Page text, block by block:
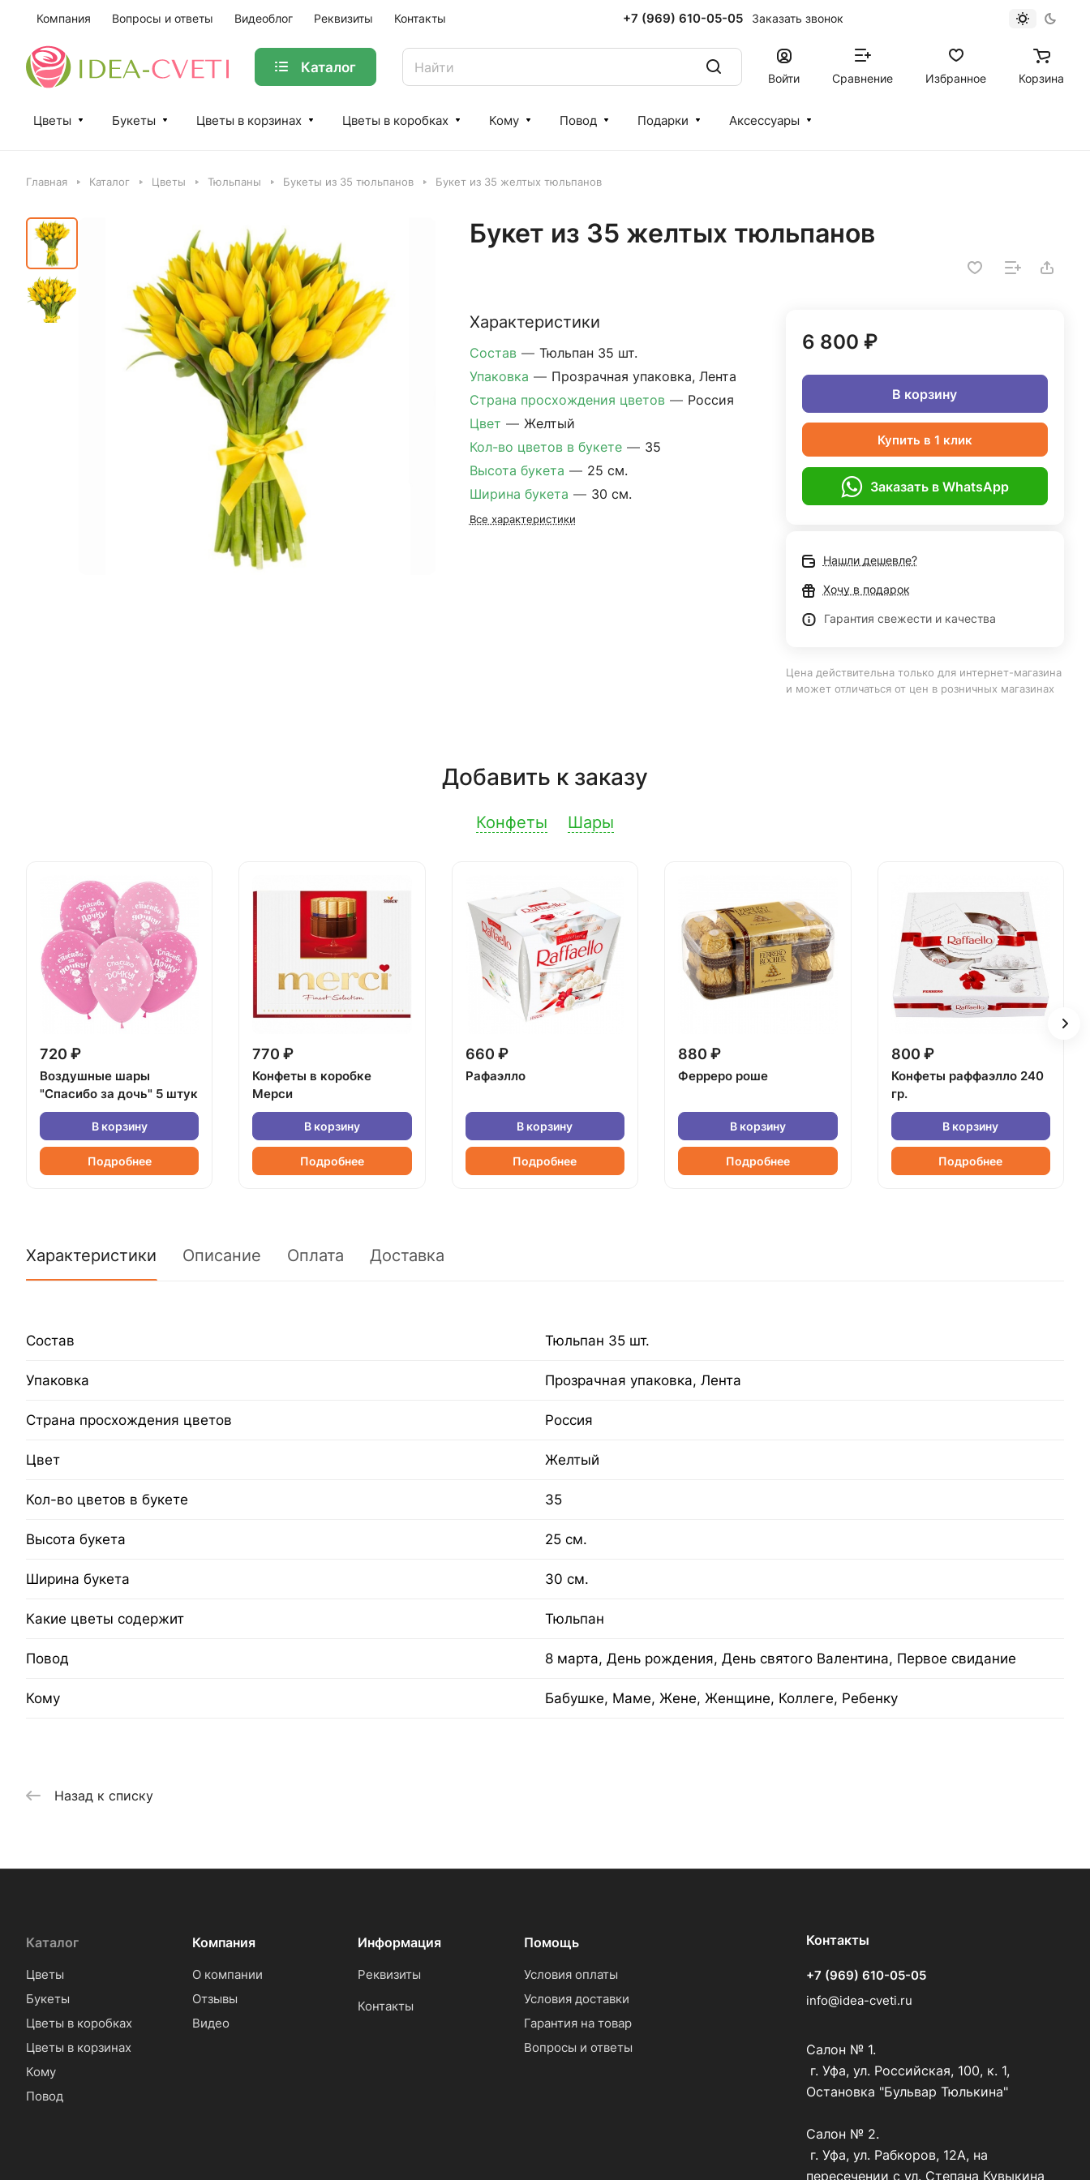
Компания Вопросы и ответы Видеоблог Реквизиты Контакты +7 (969) 610-05-05 Заказать звонок
Каталог
Войти Сравнение Избранное Корзина
Цветы Букеты Цветы в корзинах Цветы в коробках Кому Повод Подарки Аксессуары
Главная Каталог Цветы Тюльпаны Букеты из 35 тюльпанов Букет из 35 желтых тюльпанов
Букет из 35 желтых тюльпанов
Характеристики
Состав — Тюльпан 35 шт.
Упаковка — Прозрачная упаковка, Лента
Страна просхождения цветов — Россия
Цвет — Желтый
Кол-во цветов в букете — 35
Высота букета — 25 см.
Ширина букета — 30 см.
Все характеристики
6 800 ₽
В корзину
Купить в 1 клик
Заказать в WhatsApp
Нашли дешевле?
Хочу в подарок
Гарантия свежести и качества
Цена действительна только для интернет-магазина
и может отличаться от цен в розничных магазинах
Добавить к заказу
Конфеты Шары
720 ₽
Воздушные шары
"Спасибо за дочь" 5 штук
В корзину
Подробнее
770 ₽
Конфеты в коробке
Мерси
В корзину
Подробнее
660 ₽
Рафаэлло
В корзину
Подробнее
880 ₽
Ферреро роше
В корзину
Подробнее
800 ₽
Конфеты раффаэлло 240
гр.
В корзину
Подробнее
Характеристики Описание Оплата Доставка
Состав Тюльпан 35 шт.
Упаковка Прозрачная упаковка, Лента
Страна просхождения цветов Россия
Цвет Желтый
Кол-во цветов в букете 35
Высота букета 25 см.
Ширина букета 30 см.
Какие цветы содержит Тюльпан
Повод 8 марта, День рождения, День святого Валентина, Первое свидание
Кому Бабушке, Маме, Жене, Женщине, Коллеге, Ребенку
Назад к списку
Каталог
Цветы
Букеты
Цветы в коробках
Цветы в корзинах
Кому
Повод
Компания
О компании
Отзывы
Видео
Информация
Реквизиты
Контакты
Помощь
Условия оплаты
Условия доставки
Гарантия на товар
Вопросы и ответы
Контакты
+7 (969) 610-05-05
info@idea-cveti.ru
Салон № 1.
г. Уфа, ул. Российская, 100, к. 1,
Остановка "Бульвар Тюлькина"
Салон № 2.
г. Уфа, ул. Рабкоров, 12А, на
пересечении с ул. Степана Кувыкина